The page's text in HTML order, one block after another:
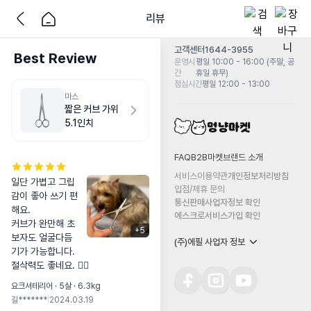
리뷰
Best Review
마스
짧은 커브 가위
5.1인치
+5
일단 가볍고 그립
감이 좋아 쓰기 편
해요.
커브가 완만해 초
보자도 얼굴다듬
기가 가능합니다.
절삭력도 좋네요. 👍🏻
요크셔테리어 · 5살 · 6.3kg
길******* 2024.03.19
고객센터1644-3955
운영시
간
평일 10:00 - 16:00 (주말, 공
휴일 휴무)
점심시간평일 12:00 - 13:00
FAQB2B마켓 브랜드 소개
서비스이용약관개인정보처리방침
입점/제휴 문의
통신판매사업자정보 확인
에스크로서비스가입 확인
(주)에필 사업자 정보